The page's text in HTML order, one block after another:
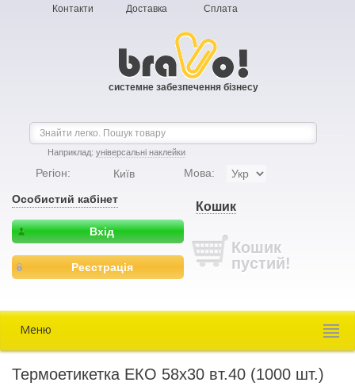
Контакти Доставка Сплата
системне забезпечення бізнесу
Наприклад: універсальні наклейки
Регіон: Київ Мова:
Особистий кабінет
Вхід
Реєстрація
Кошик
Кошик
пустий!
Меню
Термоетикетка ЕКО 58х30 вт.40 (1000 шт.)